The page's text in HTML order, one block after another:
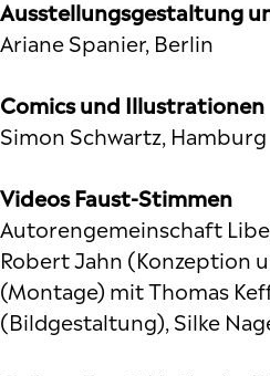
Ausstellungsgestaltung
Ariane Spanier, Berlin
Comics und Illustrationen
Simon Schwartz, Hamburg
Videos Faust-Stimmen
Autorengemeinschaft
Robert Jahn (Konzeption
(Montage) mit Thomas
(Bildgestaltung), Silke